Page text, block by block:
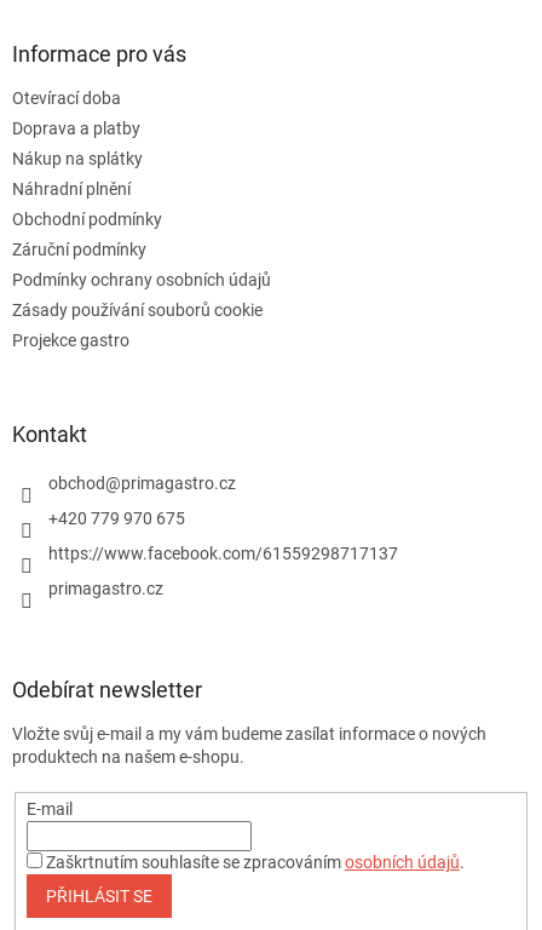
u
Informace pro vás
Otevírací doba
Doprava a platby
Nákup na splátky
Náhradní plnění
Obchodní podmínky
Záruční podmínky
Podmínky ochrany osobních údajů
Zásady používání souborů cookie
Projekce gastro
Kontakt
obchod@primagastro.cz
+420 779 970 675
https://www.facebook.com/61559298717137
primagastro.cz
Odebírat newsletter
Vložte svůj e-mail a my vám budeme zasílat informace o nových
produktech na našem e-shopu.
E-mail
Zaškrtnutím souhlasíte se zpracovánímosobních údajů.
PŘIHLÁSIT SE